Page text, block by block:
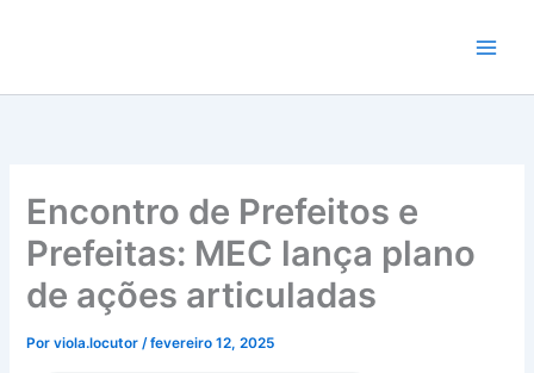
conteúdo
Encontro de Prefeitos e
Prefeitas: MEC lança plano
de ações articuladas
Porviola.locutor/fevereiro 12, 2025